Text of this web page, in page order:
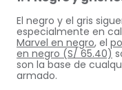
El negro y el gris
especialmente en
Marvel en negro, el
en negro (S/ 65.40)
son la base de
armado.